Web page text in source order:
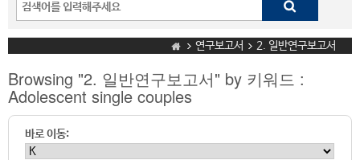
연구보고서 2. 일반연구보고서
Browsing "2. 일반연구보고서" by 키워드 :
Adolescent single couples
바로 이동: